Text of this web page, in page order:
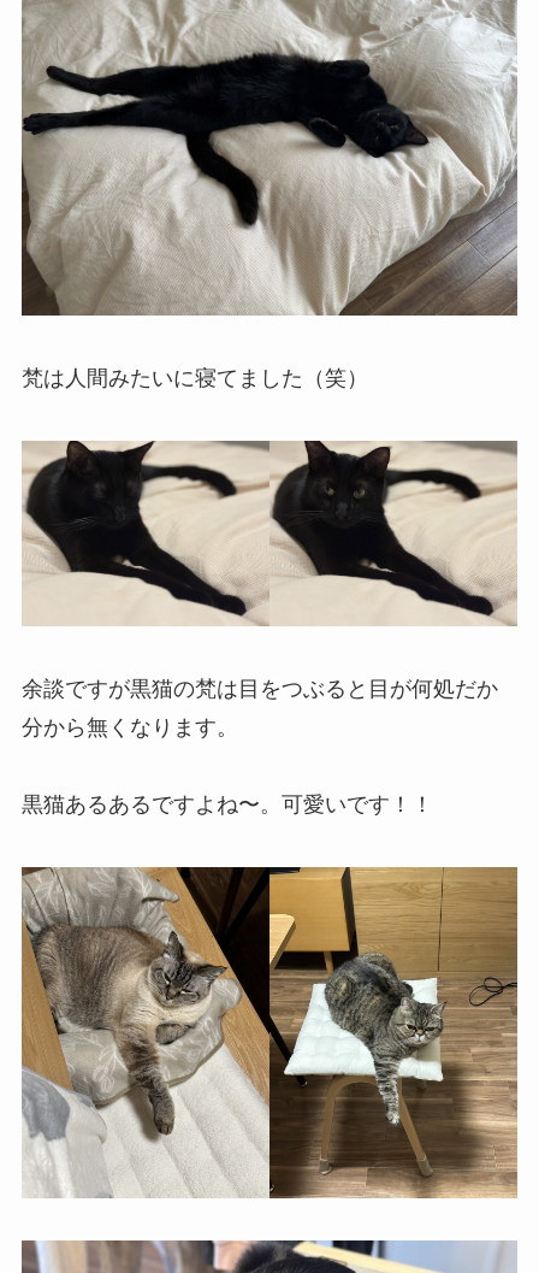
梵は人間みたいに寝てました（笑）
余談ですが黒猫の梵は目をつぶると目が何処だか
分から無くなります。
黒猫あるあるですよね〜。可愛いです！！